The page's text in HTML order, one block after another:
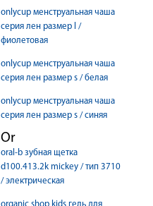
onlycup менструальная чаша
серия лен размер l /
фиолетовая
onlycup менструальная чаша
серия лен размер s / белая
onlycup менструальная чаша
серия лен размер s / синяя
Or
oral-b зубная щетка
d100.413.2k mickey / тип 3710
/ электрическая